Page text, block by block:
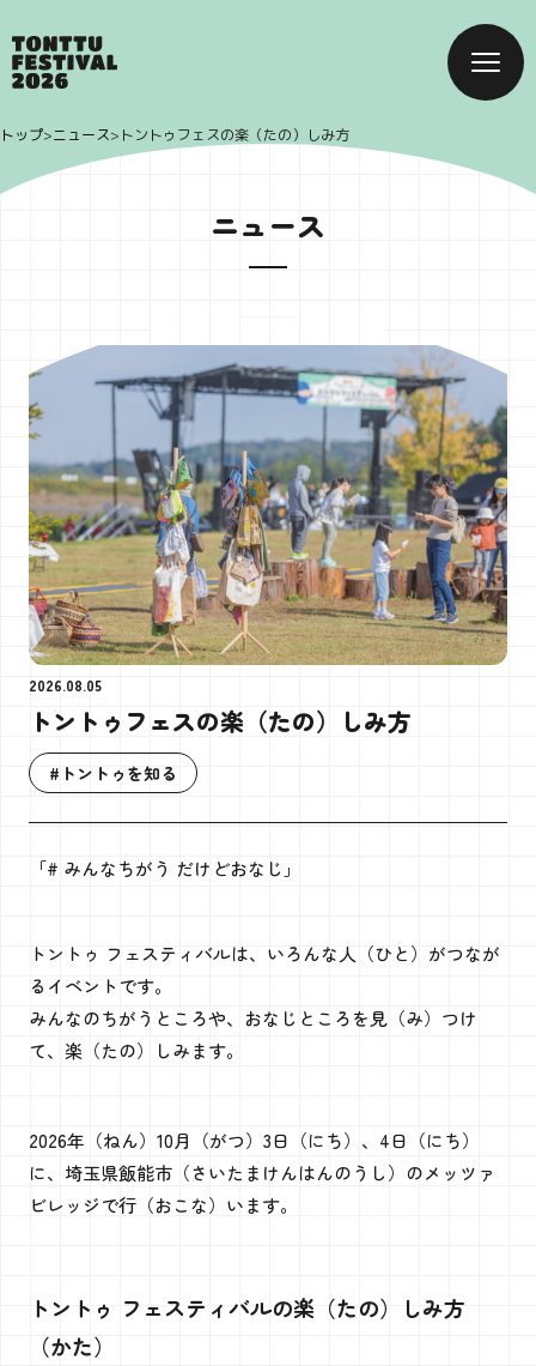
トップ>ニュース> トントゥフェスの楽（たの）しみ方
ニュース
2026.08.05
トントゥフェスの楽（たの）しみ方
#トントゥを知る
「# みんなちがう だけどおなじ」
トントゥ フェスティバルは、いろんな人（ひと）がつなが
るイベントです。
みんなのちがうところや、おなじところを見（み）つけ
て、楽（たの）しみます。
2026年（ねん）10月（がつ）3日（にち）、4日（にち）
に、埼玉県飯能市（さいたまけんはんのうし）のメッツァ
ビレッジで行（おこな）います。
トントゥ フェスティバルの楽（たの）しみ方
（かた）